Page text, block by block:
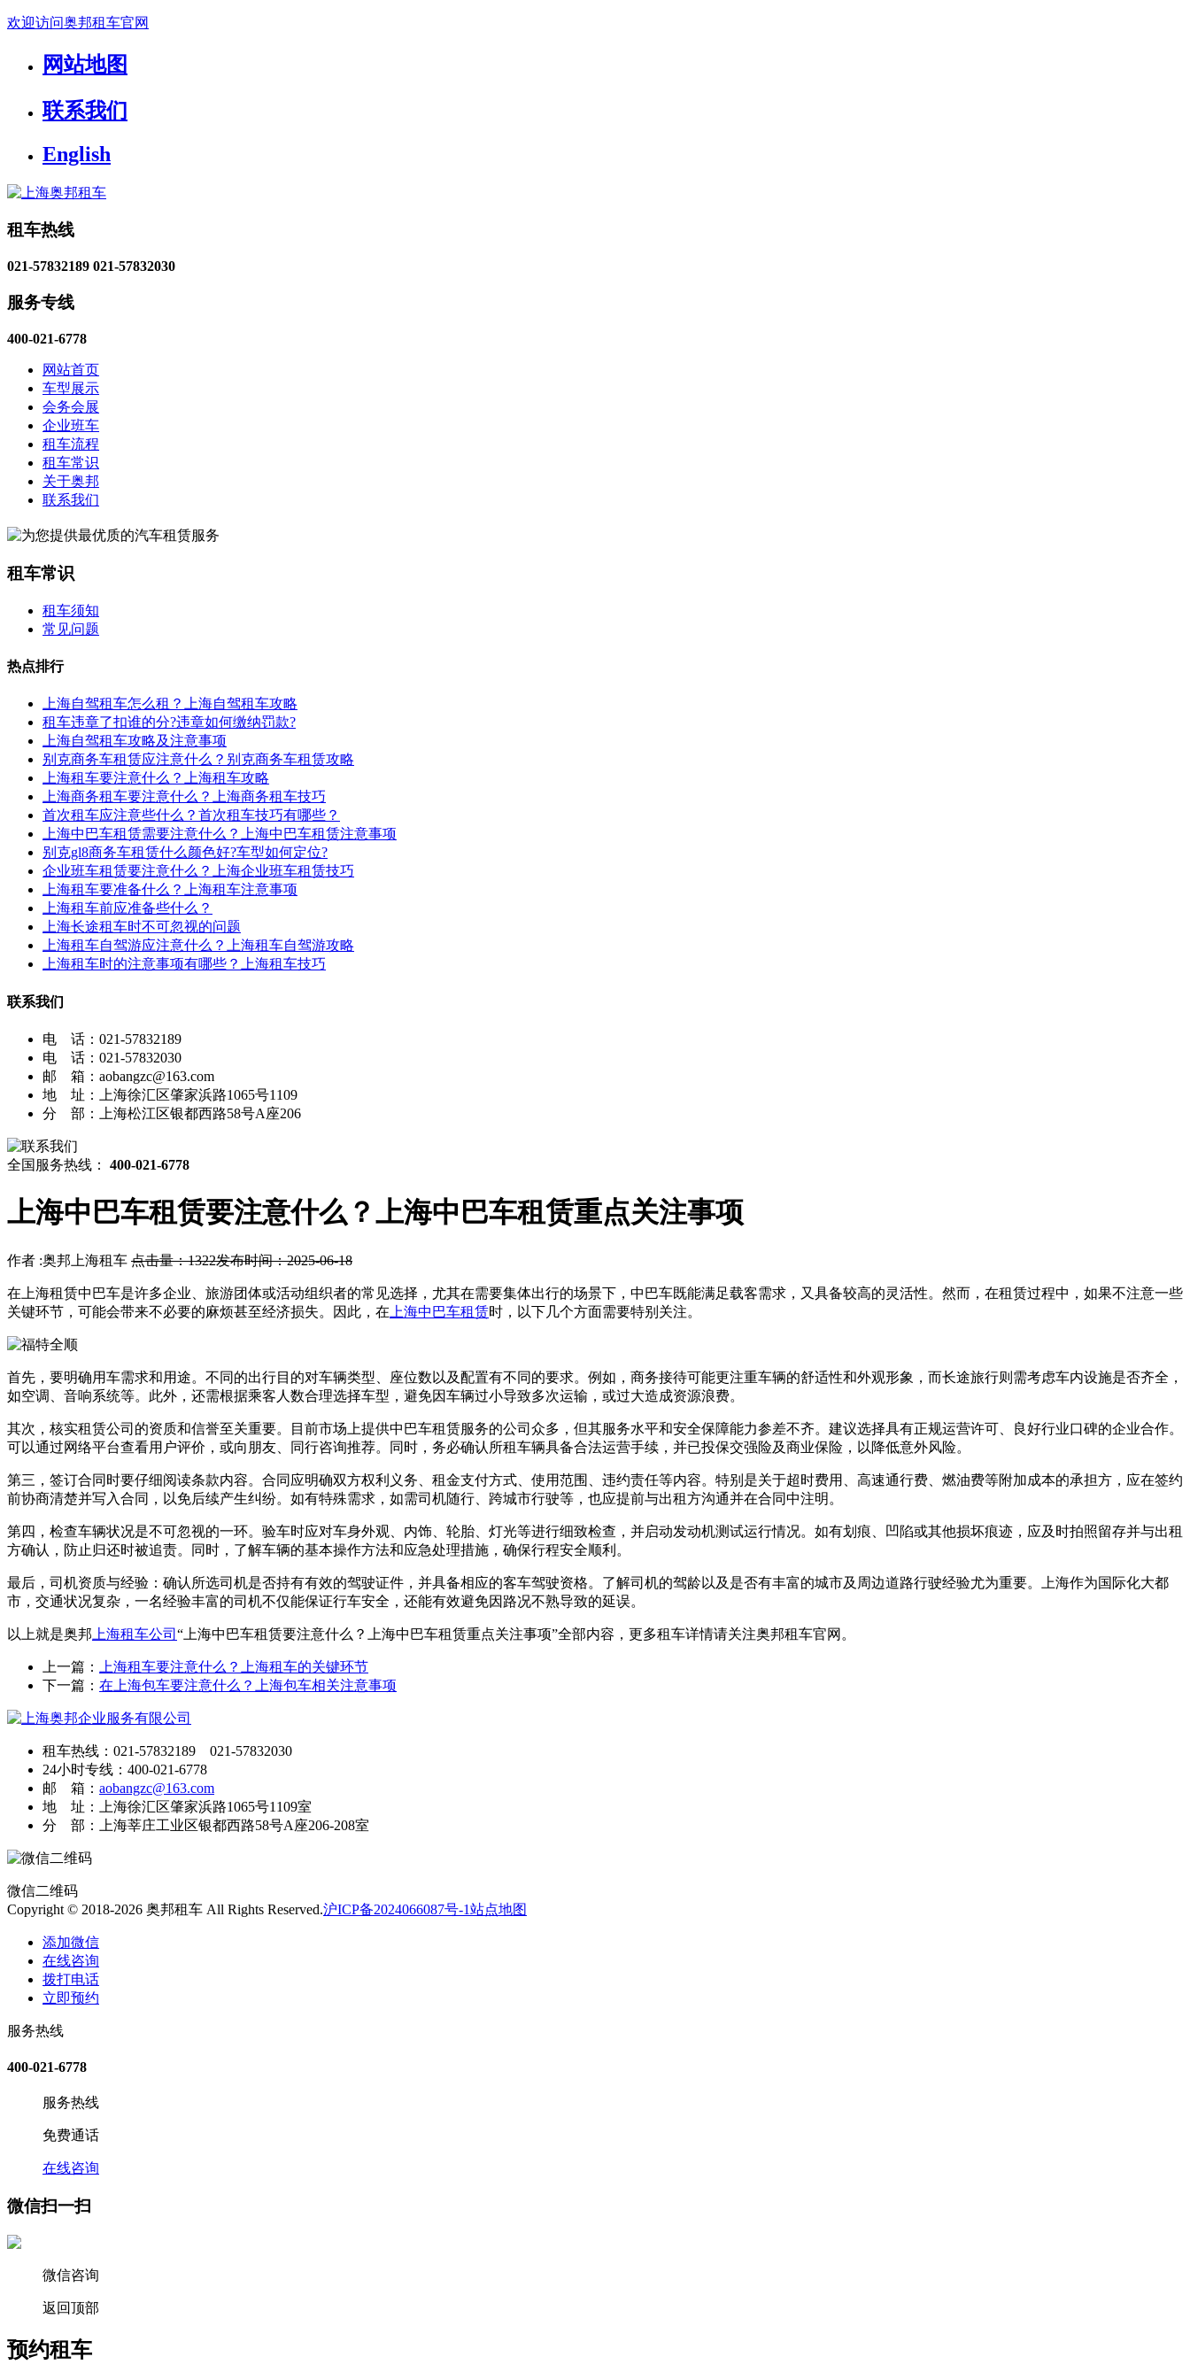
欢迎访问奥邦租车官网
网站地图
联系我们
English
租车热线
021-57832189 021-57832030
服务专线
400-021-6778
网站首页
车型展示
会务会展
企业班车
租车流程
租车常识
关于奥邦
联系我们
租车常识
租车须知
常见问题
热点排行
上海自驾租车怎么租？上海自驾租车攻略
租车违章了扣谁的分?违章如何缴纳罚款?
上海自驾租车攻略及注意事项
别克商务车租赁应注意什么？别克商务车租赁攻略
上海租车要注意什么？上海租车攻略
上海商务租车要注意什么？上海商务租车技巧
首次租车应注意些什么？首次租车技巧有哪些？
上海中巴车租赁需要注意什么？上海中巴车租赁注意事项
别克gl8商务车租赁什么颜色好?车型如何定位?
企业班车租赁要注意什么？上海企业班车租赁技巧
上海租车要准备什么？上海租车注意事项
上海租车前应准备些什么？
上海长途租车时不可忽视的问题
上海租车自驾游应注意什么？上海租车自驾游攻略
上海租车时的注意事项有哪些？上海租车技巧
联系我们
电 话：021-57832189
电 话：021-57832030
邮 箱：aobangzc@163.com
地 址：上海徐汇区肇家浜路1065号1109
分 部：上海松江区银都西路58号A座206
全国服务热线： 400-021-6778
上海中巴车租赁要注意什么？上海中巴车租赁重点关注事项
作者 :奥邦上海租车 点击量：1322发布时间：2025-06-18
在上海租赁中巴车是许多企业、旅游团体或活动组织者的常见选择，尤其在需要集体出行的场景下，中巴车既能满足载客需求，又具备较高的灵活性。然而，在租赁过程中，如果不注意一些
关键环节，可能会带来不必要的麻烦甚至经济损失。因此，在 上海中巴车租赁时，以下几个方面需要特别关注。
首先，要明确用车需求和用途。不同的出行目的对车辆类型、座位数以及配置有不同的要求。例如，商务接待可能更注重车辆的舒适性和外观形象，而长途旅行则需考虑车内设施是否齐全，
如空调、音响系统等。此外，还需根据乘客人数合理选择车型，避免因车辆过小导致多次运输，或过大造成资源浪费。
其次，核实租赁公司的资质和信誉至关重要。目前市场上提供中巴车租赁服务的公司众多，但其服务水平和安全保障能力参差不齐。建议选择具有正规运营许可、良好行业口碑的企业合作。
可以通过网络平台查看用户评价，或向朋友、同行咨询推荐。同时，务必确认所租车辆具备合法运营手续，并已投保交强险及商业保险，以降低意外风险。
第三，签订合同时要仔细阅读条款内容。合同应明确双方权利义务、租金支付方式、使用范围、违约责任等内容。特别是关于超时费用、高速通行费、燃油费等附加成本的承担方，应在签约
前协商清楚并写入合同，以免后续产生纠纷。如有特殊需求，如需司机随行、跨城市行驶等，也应提前与出租方沟通并在合同中注明。
第四，检查车辆状况是不可忽视的一环。验车时应对车身外观、内饰、轮胎、灯光等进行细致检查，并启动发动机测试运行情况。如有划痕、凹陷或其他损坏痕迹，应及时拍照留存并与出租
方确认，防止归还时被追责。同时，了解车辆的基本操作方法和应急处理措施，确保行程安全顺利。
最后，司机资质与经验：确认所选司机是否持有有效的驾驶证件，并具备相应的客车驾驶资格。了解司机的驾龄以及是否有丰富的城市及周边道路行驶经验尤为重要。上海作为国际化大都
市，交通状况复杂，一名经验丰富的司机不仅能保证行车安全，还能有效避免因路况不熟导致的延误。
以上就是奥邦 上海租车公司 “上海中巴车租赁要注意什么？上海中巴车租赁重点关注事项”全部内容，更多租车详情请关注奥邦租车官网。
上一篇：
上海租车要注意什么？上海租车的关键环节
下一篇： 在上海包车要注意什么？上海包车相关注意事项
租车热线：021-57832189 021-57832030
24小时专线：400-021-6778
邮 箱： aobangzc@163.com
地 址：上海徐汇区肇家浜路1065号1109室
分 部：上海莘庄工业区银都西路58号A座206-208室
微信二维码
Copyright © 2018-2026 奥邦租车 All Rights Reserved.沪ICP备2024066087号-1站点地图
添加微信
在线咨询
拨打电话
立即预约
服务热线
400-021-6778
服务热线
免费通话
在线咨询
微信扫一扫
微信咨询
返回顶部
预约租车